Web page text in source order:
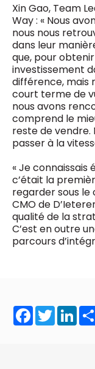
Xin Gao, Team
Way : « Nous
nous nous
dans leur
que, pour
investissement
différence, mais
court terme de
nous avons
comprend le
reste de vendre.
passer à la
« Je connaissais
c’était la
regarder sous le
CMO de
qualité de la
C’est en outre
parcours
Facebook
Twitter
Des